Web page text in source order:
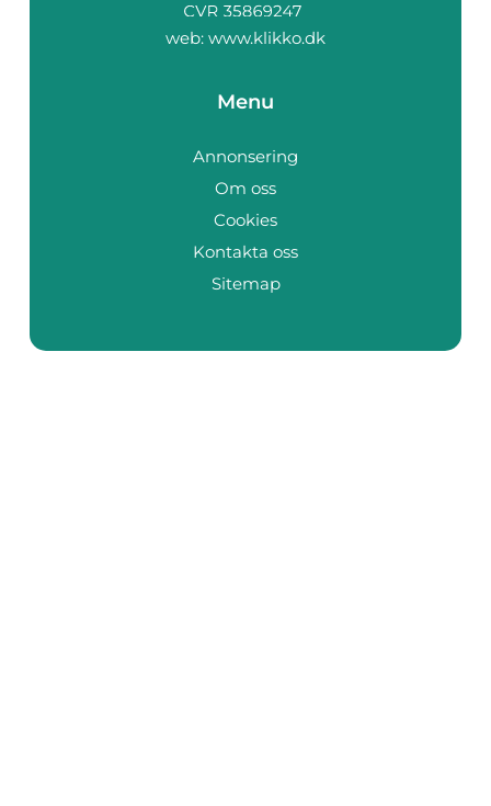
web: www.klikko.dk
Menu
Annonsering
Om oss
Cookies
Kontakta oss
Sitemap